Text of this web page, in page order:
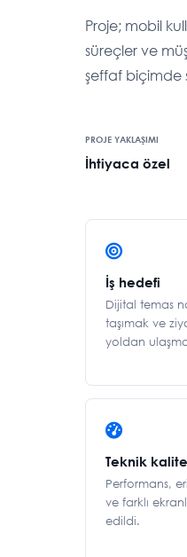
Proje; mobil
süreçler ve
şeffaf biçimde
PROJE YAKLAŞIMI
İhtiyaca özel
İş hedefi
Dijital temas
taşımak ve
yoldan
Teknik kalite
Performans,
ve farklı
edildi.